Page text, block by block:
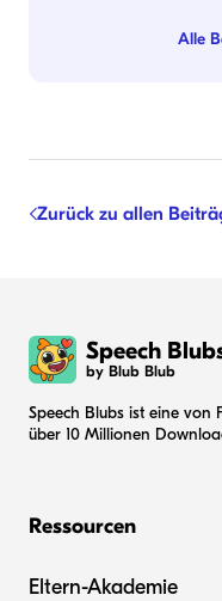
Alle
Zurück zu allen
Speech
by Blub Blub
Speech Blubs ist eine von
über 10 Millionen
Ressourcen
Eltern-Akademie